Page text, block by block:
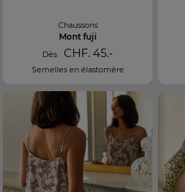
Chaussons
Mont fuji
Dès CHF. 45.-
Semelles en élastomère